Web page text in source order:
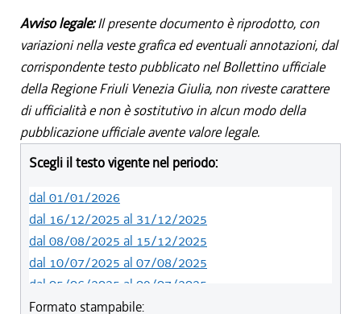
Avviso legale:Il presente documento è riprodotto, con
variazioni nella veste grafica ed eventuali annotazioni, dal
corrispondente testo pubblicato nel Bollettino ufficiale
della Regione Friuli Venezia Giulia, non riveste carattere
di ufficialità e non è sostitutivo in alcun modo della
pubblicazione ufficiale avente valore legale.
Scegli il testo vigente nel periodo:
dal 01/01/2026
dal 16/12/2025 al 31/12/2025
dal 08/08/2025 al 15/12/2025
dal 10/07/2025 al 07/08/2025
dal 05/06/2025 al 09/07/2025
dal 14/05/2024 al 04/06/2025
Formato stampabile: